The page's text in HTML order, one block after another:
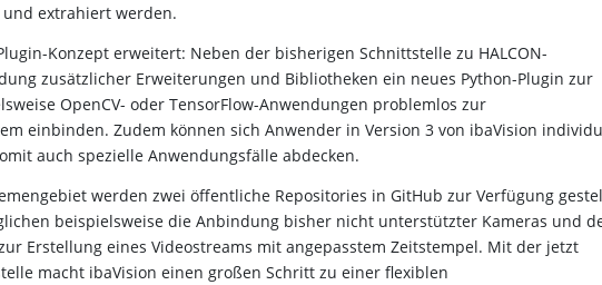
extrahiert werden.
Konzept erweitert: Neben der bisherigen Schnittstelle zu HALCON-
zusätzlicher Erweiterungen und Bibliotheken ein neues Python-Plugin zur
OpenCV- oder TensorFlow-Anwendungen problemlos zur
einbinden. Zudem können sich Anwender in Version 3 von ibaVision
auch spezielle Anwendungsfälle abdecken.
werden zwei öffentliche Repositories in GitHub zur Verfügung
beispielsweise die Anbindung bisher nicht unterstützter Kameras und
Erstellung eines Videostreams mit angepasstem Zeitstempel. Mit der jetzt
macht ibaVision einen großen Schritt zu einer flexiblen